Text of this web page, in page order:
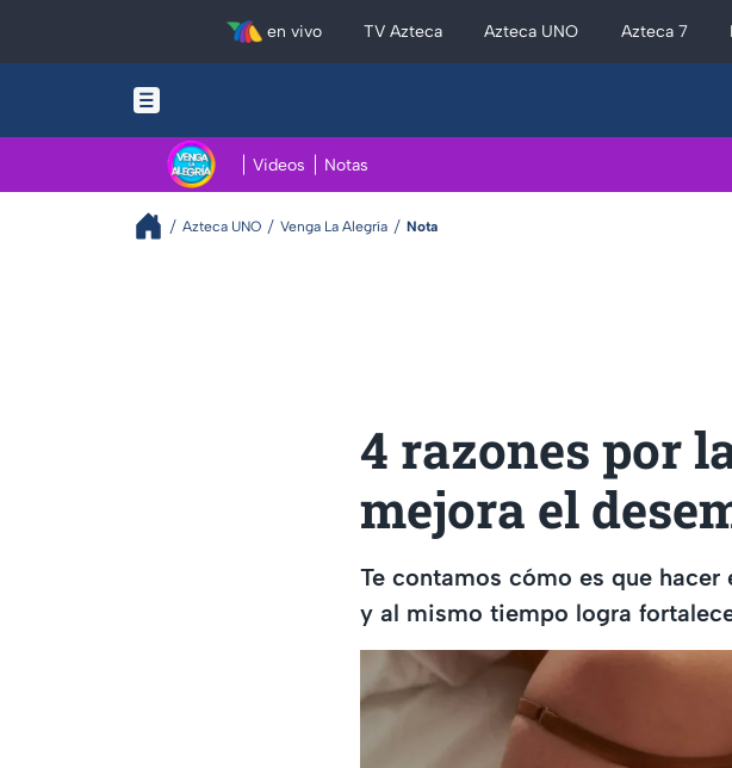
en vivo TV Azteca Azteca UNO Azteca 7
Videos Notas
Azteca UNO Venga La Alegría Nota
4 razones por
mejora el
Te contamos cómo es que
y al mismo tiempo logra